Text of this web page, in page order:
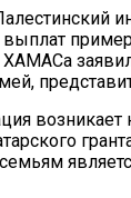
выплат